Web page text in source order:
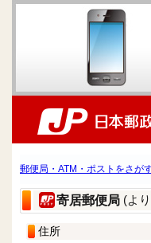
郵便局・ATM・ポストをさが
寄居郵便局 (よ
住所